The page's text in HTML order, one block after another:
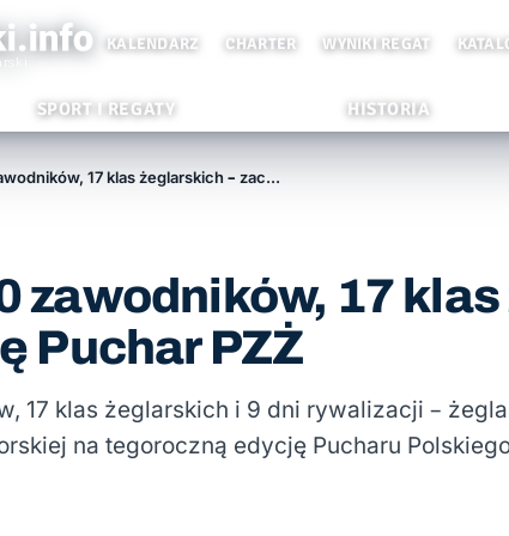
KALENDARZ CHARTER WYNIKI REGAT
SPORT I REGATY HISTORIA
Niemal 700 zawodników, 17 klas żeglarskich – zaczyna się Puchar PZŻ
zawodników, 17
Puchar PZŻ
17 klas żeglarskich i 9 dni rywalizacji –
na tegoroczną edycję Pucharu